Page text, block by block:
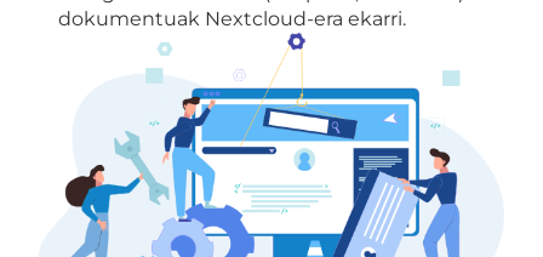
dokumentuak Nextcloud-era ekarri.